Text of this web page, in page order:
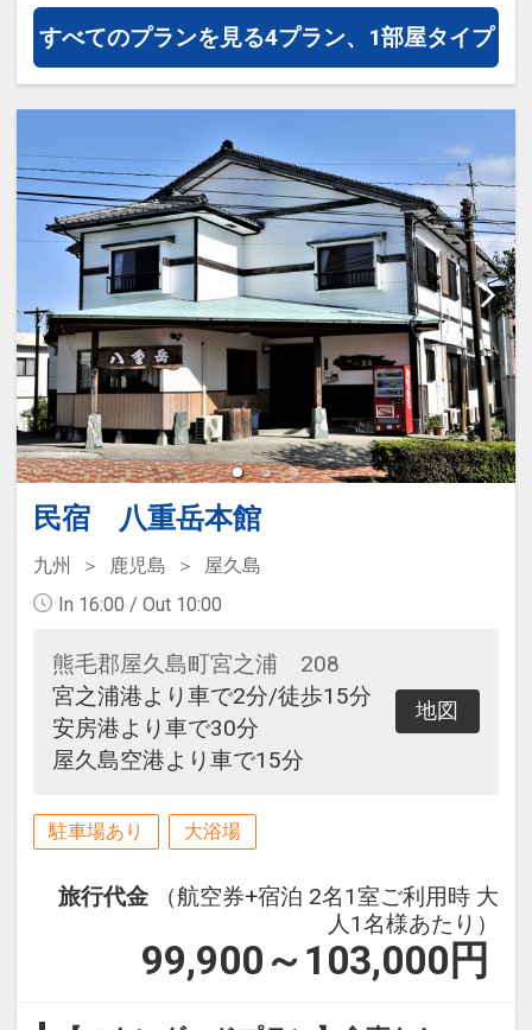
1日登山の方は朝食・昼食の登山弁
当をチェックインの際にお申込み頂
すべてのプランを見る4プラン、1部屋タイプ
民宿 八重岳本館
九州 鹿児島
屋久島
In 16:00 / Out 10:00
熊毛郡屋久島町宮之浦 208
宮之浦港より車で2分/徒歩15分
安房港より車で30分
屋久島空港より車で15分
地図
駐車場あり 大浴場
旅行代金
（航空券+宿泊 2名1室ご利用時 大
人1名様あたり）
99,900～103,000 円